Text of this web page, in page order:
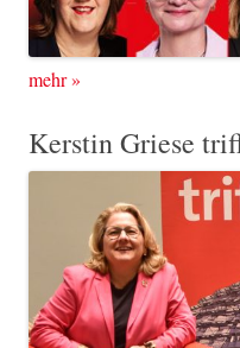
mehr»
Kerstin Griese